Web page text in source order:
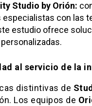
Studio by Orión:
con las
estudio ofrece
al servicio de la
distintivas de
Los equipos de